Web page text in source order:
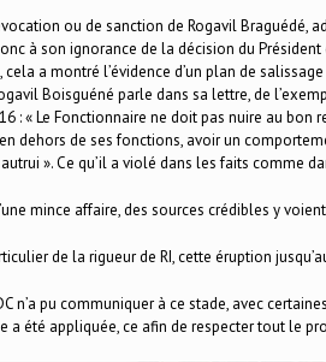
ou de sanction de Rogavil Braguédé,
à son ignorance de la décision du
a montré l’évidence d’un plan de
Boisguéné parle dans sa lettre, de
: « Le Fonctionnaire ne doit pas nuire au
dehors de ses fonctions, avoir un
». Ce qu’il a violé dans les faits comme
mince affaire, des sources crédibles y
de la rigueur de RI, cette éruption
n’a pu communiquer à ce stade, avec
a été appliquée, ce afin de respecter tout le